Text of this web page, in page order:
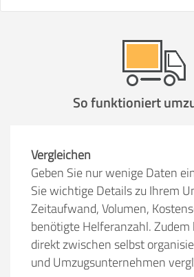
So funktioniert
Vergleichen
Geben Sie nur wenige Daten
Sie wichtige Details zu Ihrem
Zeitaufwand, Volumen,
benötigte Helferanzahl. Zudem
direkt zwischen selbst
und Umzugsunternehmen